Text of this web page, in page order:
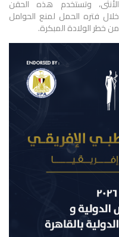
الأنثى، وتستخدم هذه الحقن
خلال فتره الحمل لمنع الحوامل
من خطر الولادة المبكرة.